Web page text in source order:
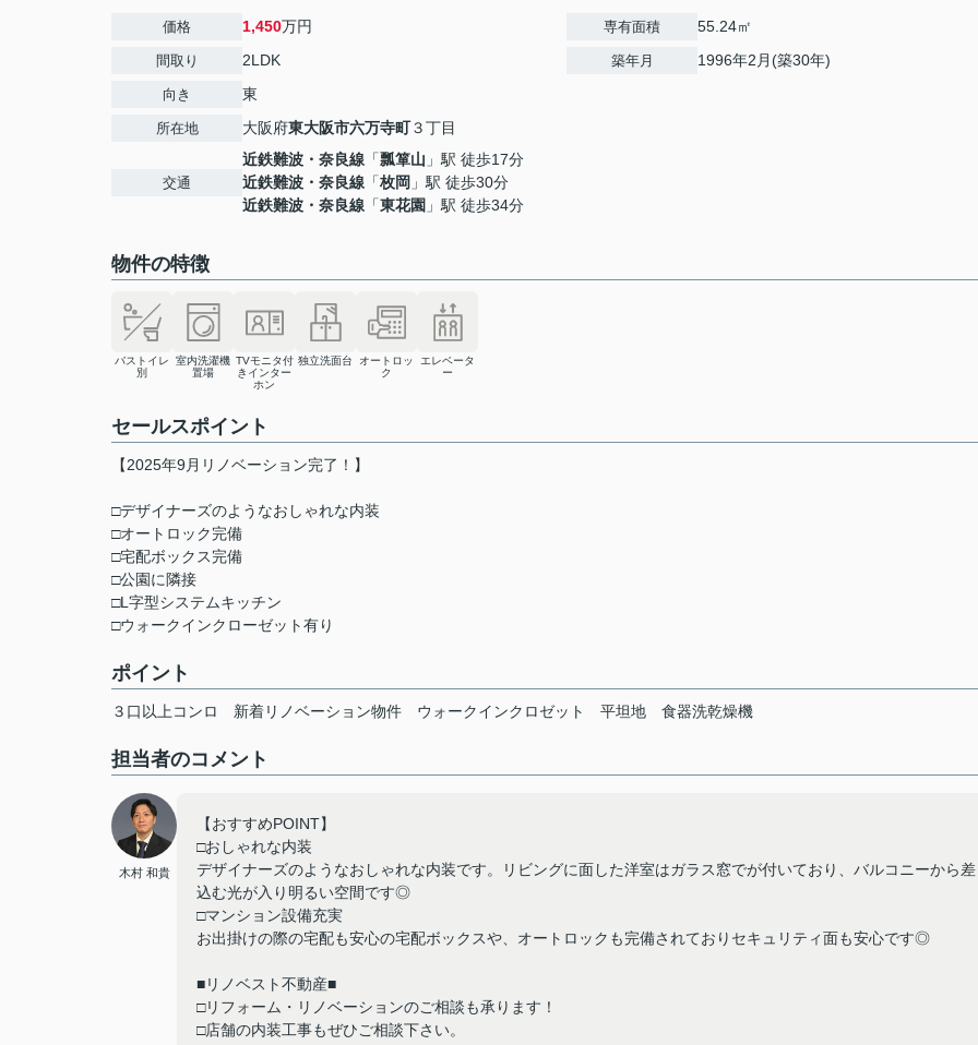
価格 1,450万円
間取り 2LDK
向き 東
所在地 大阪府東大阪市六万寺町３丁目
交通
近鉄難波・奈良線 「瓢箪山 」駅 徒歩17分
近鉄難波・奈良線 「枚岡 」駅 徒歩30分
近鉄難波・奈良線 「東花園 」駅 徒歩34分
専有面積 55.24㎡
築年月 1996年2月(築30年)
物件の特徴
バストイレ
別
室内洗濯機
置場
TVモニタ付
きインター
ホン
独立洗面台
オートロッ
ク
エレベータ
ー
セールスポイント
【2025年9月リノベーション完了！】
□デザイナーズのようなおしゃれな内装
□オートロック完備
□宅配ボックス完備
□公園に隣接
□L字型システムキッチン
□ウォークインクローゼット有り
ポイント
３口以上コンロ 新着リノベーション物件 ウォークインクロゼット 平坦地 食器洗乾燥機
担当者のコメント
木村 和貴
【おすすめPOINT】
□おしゃれな内装
デザイナーズのようなおしゃれな内装です。リビングに面した洋室はガラス窓でが付いており、バルコニーから
込む光が入り明るい空間です◎
□マンション設備充実
お出掛けの際の宅配も安心の宅配ボックスや、オートロックも完備されておりセキュリティ面も安心です◎
■リノベスト不動産■
□リフォーム・リノベーションのご相談も承ります！
□店舗の内装工事もぜひご相談下さい。